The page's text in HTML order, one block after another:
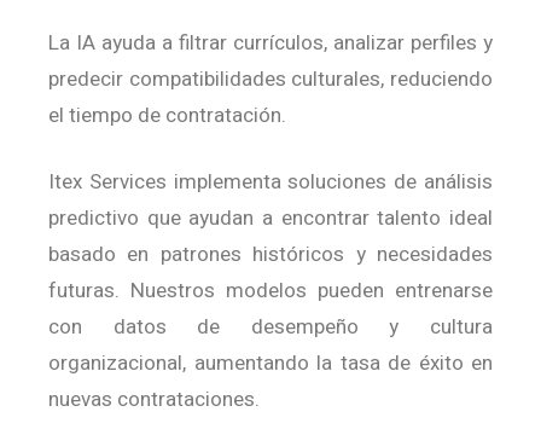
La IA ayuda a filtrar currículos, analizar perfiles y
predecir compatibilidades culturales, reduciendo
el tiempo de contratación.
Itex Services implementa soluciones de análisis
predictivo que ayudan a encontrar talento ideal
basado en patrones históricos y necesidades
futuras. Nuestros modelos pueden entrenarse
con datos de desempeño y cultura
organizacional, aumentando la tasa de éxito en
nuevas contrataciones.